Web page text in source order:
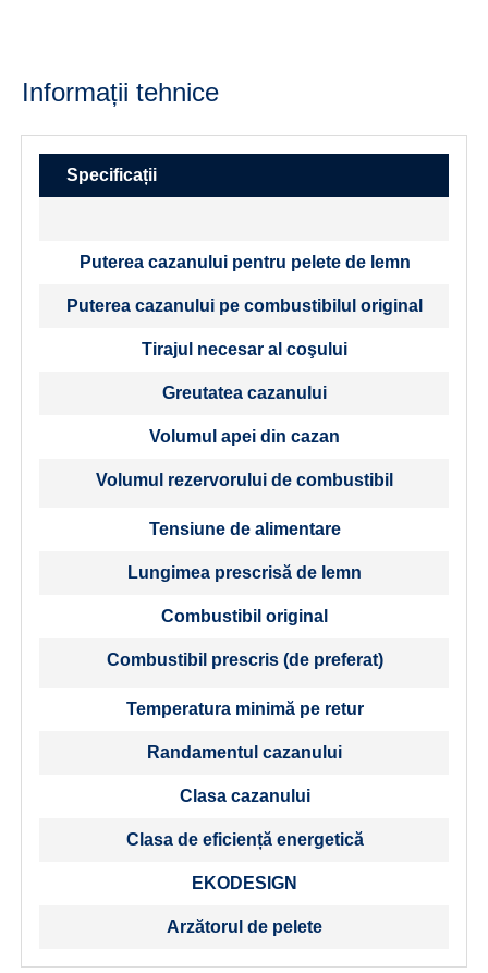
Informații tehnice
Specificații
Puterea cazanului pentru pelete de lemn
Puterea cazanului pe combustibilul original
Tirajul necesar al coşului
Greutatea cazanului
Volumul apei din cazan
Volumul rezervorului de combustibil
Tensiune de alimentare
Lungimea prescrisă de lemn
Combustibil original
Combustibil prescris (de preferat)
Temperatura minimă pe retur
Randamentul cazanului
Clasa cazanului
Clasa de eficiență energetică
EKODESIGN
Arzătorul de pelete